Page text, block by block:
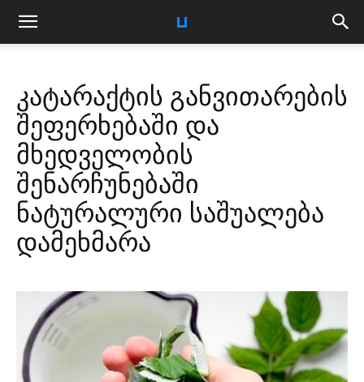
კატარაქტის განვითარების
შეფერხებაში და
მხედველობის
შენარჩუნებაში
ნატურალური საშუალება
დამეხმარა